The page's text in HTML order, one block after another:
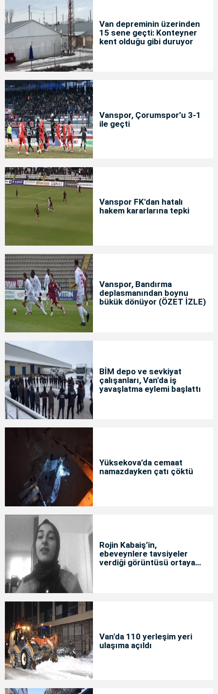
Van depreminin üzerinden
15 sene geçti: Konteyner
kent olduğu gibi duruyor
Vanspor, Çorumspor’u 3-1
ile geçti
Vanspor FK'dan hatalı
hakem kararlarına tepki
Vanspor, Bandırma
deplasmanından boynu
bükük dönüyor (ÖZET İZLE)
BİM depo ve sevkiyat
çalışanları, Van'da iş
yavaşlatma eylemi başlattı
Yüksekova’da cemaat
namazdayken çatı çöktü
Rojin Kabaiş’in,
ebeveynlere tavsiyeler
verdiği görüntüsü ortaya
Van'da 110 yerleşim yeri
ulaşıma açıldı